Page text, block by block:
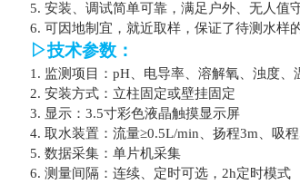
5. 安装、调试简单可靠，满足户外、无人值
6. 可因地制宜，就近取样，保证了待测水样
▷技术参数：
1. 监测项目：pH、电导率、溶解氧、浊度、
2. 安装方式 ： 立柱固定或壁挂固定
3. 显示：3.5寸彩色液晶触摸显示屏
4. 取水装置 ： 流量≥0.5L/min、扬程3m、吸
5. 数据采集 ： 单片机采集
6. 测量间隔 ： 连续、定时可选，2h定时模式